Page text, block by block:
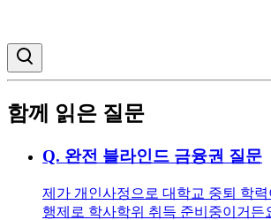
함께 읽은 질문
Q. 완전 블라인드 금융권 질문
제가 개인사정으로 대학교 중퇴 학
행제로 학사학위 취득 준비중이거든